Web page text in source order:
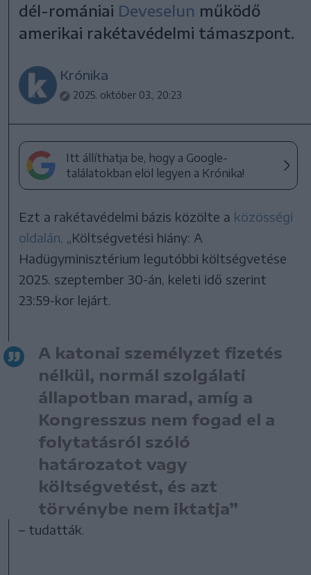
dél-romániai Deveselun működő
amerikai rakétavédelmi támaszpont.
Krónika
2025. október 03., 20:23
Itt állíthatja be, hogy a Google-
találatokban elöl legyen a Krónika!
Ezt a rakétavédelmi bázis közölte a közösségi
oldalán. „Költségvetési hiány: A
Hadügyminisztérium legutóbbi költségvetése
2025. szeptember 30-án, keleti idő szerint
23:59-kor lejárt.
A katonai személyzet fizetés
nélkül, normál szolgálati
állapotban marad, amíg a
Kongresszus nem fogad el a
folytatásról szóló
határozatot vagy
költségvetést, és azt
törvénybe nem iktatja”
– tudatták.